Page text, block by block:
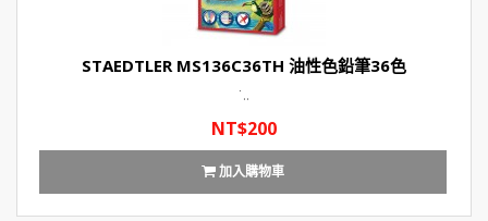
STAEDTLER MS136C36TH 油性色鉛筆36色
˙..
NT$200
加入購物車